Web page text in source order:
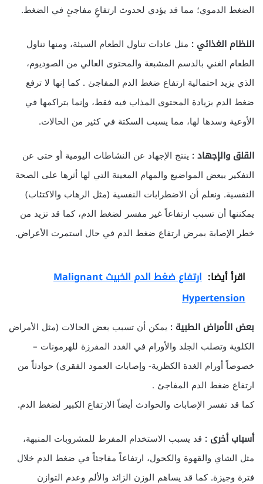
الضغط الدموي؛ مما قد يؤدي لحدوث ارتفاعٍ مفاجئٍ في الضغط.
النظام الغذائي : مثل عادات تناول الطعام السيئة، ومنها تناول
الطعام الغني بالدسم المشبعة والمحتوى العالي من الصوديوم،
الذي يزيد احتمالية ارتفاع ضغط الدم المفاجئ . كما إنها لا ترفع
ضغط الدم بزيادة المحتوى المذاب فيه فقط، وإنما بتراكمها في
الأوعية وسدها لها، مما يسبب السكتة في كثير من الحالات.
القلق والإجهاد : ينتج الإجهاد عن النشاطات اليومية أو حتى عن
التفكير ببعض المواضيع والمهام المعينة التي لها أثرها على الصحة
النفسية. ونعلم أن الاضطرابات النفسية (مثل الرهاب والاكتئاب)
يمكننها أن تسبب ارتفاعاً غير مفسر لضغط الدم، كما قد تزيد من
خطر الإصابة بمرض ارتفاع ضغط الدم في حال استمرت الأعراض.
اقرأ أيضا:
ارتفاع ضغط الدم الخبيث Malignant
Hypertension
بعض الأمراض الطبية : يمكن أن تسبب بعض الحالات (مثل الأمراض
الكلوية وتصلب الجلد والأورام في الغدد المفرزة للهرمونات –
خصوصاً أورام الغدة الكظرية- وإصابات العمود الفقري) حوادثاً من
ارتفاع ضغط الدم المفاجئ .
كما قد تفسر الإصابات والحوادث أيضاً الارتفاع الكبير لضغط الدم.
أسباب أخرى : قد يسبب الاستخدام المفرط للمشروبات المنبهة،
مثل الشاي والقهوة والكحول، ارتفاعاً مفاجئاً في ضغط الدم خلال
فترة وجيزة. كما قد يساهم الوزن الزائد والألم وعدم التوازن